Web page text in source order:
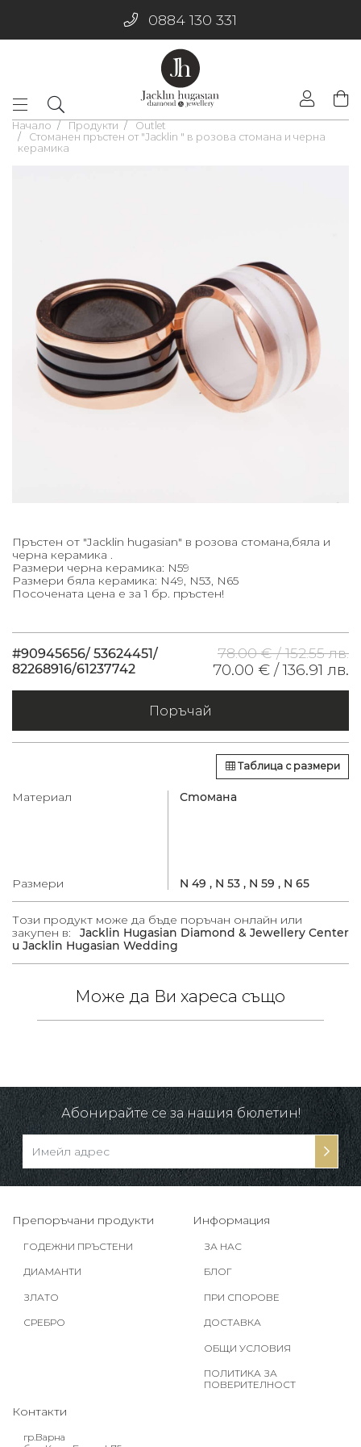
0884 130 331
Начало Продукти
Outlet
Стоманен пръстен от "Jacklin " в розова стомана и черна
керамика
Пръстен от "Jacklin hugasian" в розова стомана,бяла и
черна керамика .
Размери черна керамика: N59
Размери бяла керамика: N49, N53, N65
Посочената цена е за 1 бр. пръстен!
#90945656/ 53624451/
82268916/61237742
78.00 € /152.55 лв.
70.00 € /136.91 лв.
Поръчай
Таблица с размери
Материал Стомана
Размери N 49 , N 53 , N 59 , N 65
Този продукт може да бъде поръчан онлайн или
закупен в:
Jacklin Hugasian Diamond & Jewellery Center
и Jacklin Hugasian Wedding
Може да Ви хареса също
Абонирайте се за нашия бюлетин!
Препоръчани продукти
ГОДЕЖНИ ПРЪСТЕНИ
ДИАМАНТИ
ЗЛАТО
СРЕБРО
Информация
ЗА НАС
БЛОГ
ПРИ СПОРОВЕ
ДОСТАВКА
ОБЩИ УСЛОВИЯ
ПОЛИТИКА ЗА
ПОВЕРИТЕЛНОСТ
Контакти
гр.Варна